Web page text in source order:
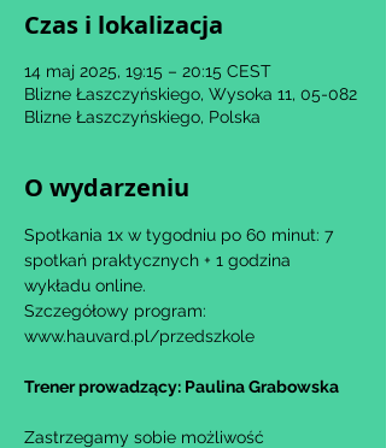
Czas i lokalizacja
14 maj 2025, 19:15 – 20:15 CEST
Blizne Łaszczyńskiego, Wysoka 11, 05-082
Blizne Łaszczyńskiego, Polska
O wydarzeniu
Spotkania 1x w tygodniu po 60 minut: 7
spotkań praktycznych + 1 godzina
wykładu online.
Szczegółowy program:
www.hauvard.pl/przedszkole
Trener prowadzący: Paulina Grabowska
Zastrzegamy sobie możliwość